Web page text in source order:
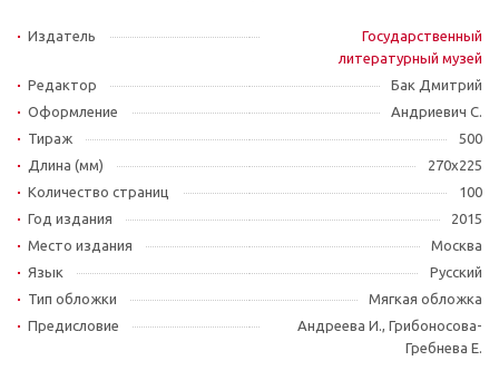
Издатель
Государственный
литературный музей
Редактор
Бак Дмитрий
Оформление
Андриевич С.
Тираж
500
Длина (мм)
270х225
Количество страниц
100
Год издания
2015
Место издания
Москва
Язык
Русский
Тип обложки
Мягкая обложка
Предисловие
Андреева И., Грибоносова-
Гребнева Е.